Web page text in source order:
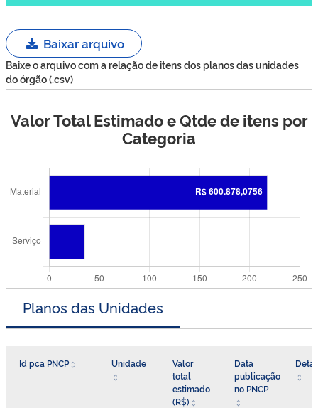
Baixar arquivo
Baixe o arquivo com a relação de itens dos planos das unidades
do órgão (.csv)
Valor Total Estimado e Qtde de itens por
Categoria
Planos das Unidades
Id pca PNCP Unidade
Valor
total
estimado
(R$)
Data
publicação
no PNCP